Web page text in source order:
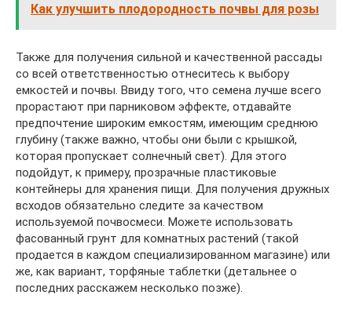
Как улучшить плодородность почвы для розы
Также для получения сильной и качественной рассады
со всей ответственностью отнеситесь к выбору
емкостей и почвы. Ввиду того, что семена лучше всего
прорастают при парниковом эффекте, отдавайте
предпочтение широким емкостям, имеющим среднюю
глубину (также важно, чтобы они были с крышкой,
которая пропускает солнечный свет). Для этого
подойдут, к примеру, прозрачные пластиковые
контейнеры для хранения пищи. Для получения дружных
всходов обязательно следите за качеством
используемой почвосмеси. Можете использовать
фасованный грунт для комнатных растений (такой
продается в каждом специализированном магазине) или
же, как вариант, торфяные таблетки (детальнее о
последних расскажем несколько позже).